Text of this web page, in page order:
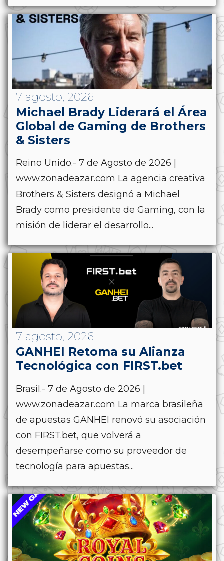
7 agosto, 2026
Michael Brady Liderará el Área
Global de Gaming de Brothers
& Sisters
Reino Unido.- 7 de Agosto de 2026 |
www.zonadeazar.com La agencia creativa
Brothers & Sisters designó a Michael
Brady como presidente de Gaming, con la
misión de liderar el desarrollo...
7 agosto, 2026
GANHEI Retoma su Alianza
Tecnológica con FIRST.bet
Brasil.- 7 de Agosto de 2026 |
www.zonadeazar.com La marca brasileña
de apuestas GANHEI renovó su asociación
con FIRST.bet, que volverá a
desempeñarse como su proveedor de
tecnología para apuestas...